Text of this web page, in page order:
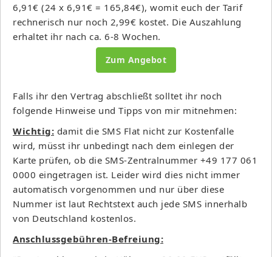
6,91€ (24 x 6,91€ = 165,84€), womit euch der Tarif
rechnerisch nur noch 2,99€ kostet. Die Auszahlung
erhaltet ihr nach ca. 6-8 Wochen.
Zum Angebot
Falls ihr den Vertrag abschließt solltet ihr noch
folgende Hinweise und Tipps von mir mitnehmen:
Wichtig: damit die SMS Flat nicht zur Kostenfalle
wird, müsst ihr unbedingt nach dem einlegen der
Karte prüfen, ob die SMS-Zentralnummer +49 177 061
0000 eingetragen ist. Leider wird dies nicht immer
automatisch vorgenommen und nur über diese
Nummer ist laut Rechtstext auch jede SMS innerhalb
von Deutschland kostenlos.
Anschlussgebühren-Befreiung: